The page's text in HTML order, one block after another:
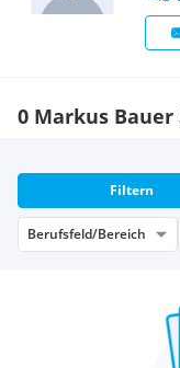
0 Markus
Filtern
Berufsfeld/Bereich